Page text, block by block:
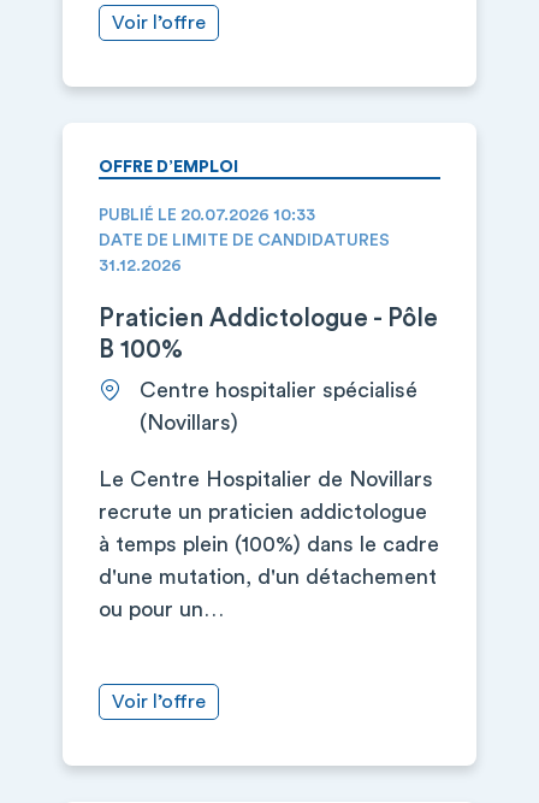
Voir l’offre
OFFRE D’EMPLOI
PUBLIÉ LE 20.07.2026 10:33
DATE DE LIMITE DE CANDIDATURES
31.12.2026
Praticien Addictologue - Pôle
B 100%
Centre hospitalier spécialisé
(Novillars)
Le Centre Hospitalier de Novillars
recrute un praticien addictologue
à temps plein (100%) dans le cadre
d'une mutation, d'un détachement
ou pour un…
Voir l’offre